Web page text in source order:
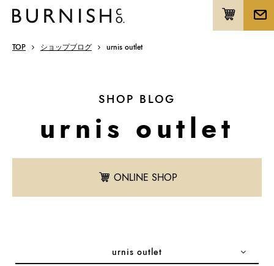
TOP ショップブログ urnis outlet
SHOP BLOG
urnis outlet
ONLINE SHOP
urnis outlet